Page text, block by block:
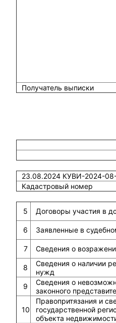
Получатель выписки
23.08.2024 КУВИ-2024-
Кадастровый номер
5 Договоры участия в
6 Заявленные в
7 Сведения о
8
Сведения о наличии
нужд
9
Сведения о
законного
10
Правопритязания и
государственной
объекта